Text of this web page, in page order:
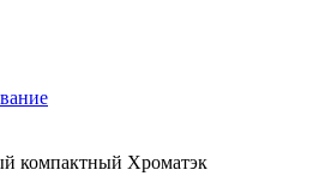
компактный Хроматэк